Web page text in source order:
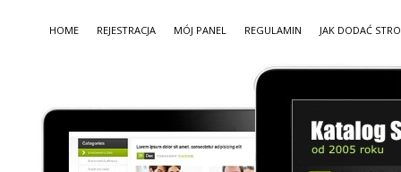
HOME REJESTRACJA MÓJ PANEL REGULAMIN JAK DODAĆ